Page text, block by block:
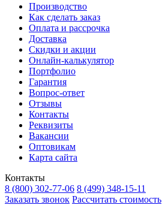
Производство
Как сделать заказ
Оплата и рассрочка
Доставка
Скидки и акции
Онлайн-калькулятор
Портфолио
Гарантия
Вопрос-ответ
Отзывы
Контакты
Реквизиты
Вакансии
Оптовикам
Карта сайта
Контакты
8 (800) 302-77-06 8 (499) 348-15-11
Заказать звонок Рассчитать стоимость